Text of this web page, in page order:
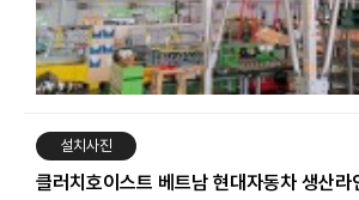
설치사진
클러치호이스트 베트남 현대자동차 생산라